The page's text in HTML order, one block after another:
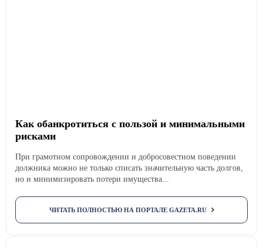
Как обанкротиться с пользой и минимальными
рисками
При грамотном сопровождении и добросовестном поведении
должника можно не только списать значительную часть долгов,
но и минимизировать потери имущества...
ЧИТАТЬ ПОЛНОСТЬЮ НА ПОРТАЛЕ GAZETA.RU